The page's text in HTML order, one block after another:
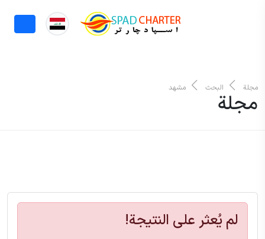
مجلة البحث مشهد
مجلة
لم يُعثر على النتيجة!